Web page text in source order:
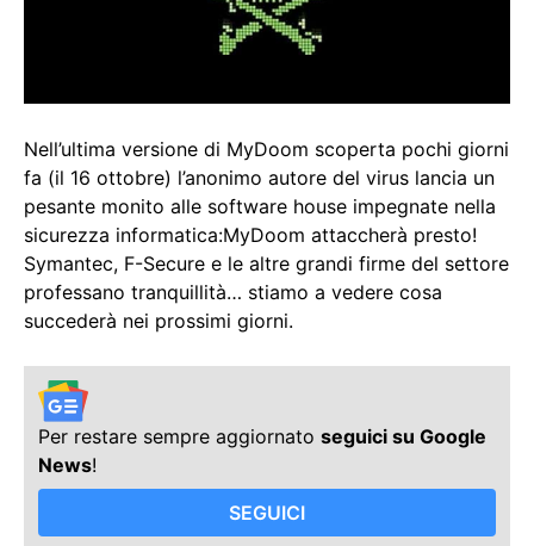
Nell’ultima versione di MyDoom scoperta pochi giorni
fa (il 16 ottobre) l’anonimo autore del virus lancia un
pesante monito alle software house impegnate nella
sicurezza informatica:MyDoom attaccherà presto!
Symantec, F-Secure e le altre grandi firme del settore
professano tranquillità… stiamo a vedere cosa
succederà nei prossimi giorni.
Per restare sempre aggiornato seguici su Google
News!
SEGUICI